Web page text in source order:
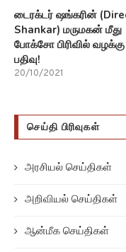
டைரக்டர் ஷங்கரின்
Shankar) மருமகன் மீது
போக்சோ பிரிவில் வழக்கு
பதிவு!
20/10/2021
செய்தி பிரிவுகள்
அரசியல் செய்திகள்
அறிவியல் செய்திகள்
ஆன்மீக செய்திகள்